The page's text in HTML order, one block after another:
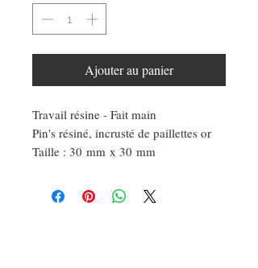
Ajouter au panier
Travail résine - Fait main
Pin's résiné, incrusté de paillettes or
Taille : 30 mm x 30 mm